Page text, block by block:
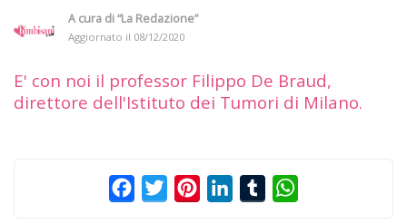
A cura di“La Redazione”
Aggiornato il 08/12/2020
E' con noi il professor Filippo De Braud,
direttore dell'Istituto dei Tumori di Milano.
FacebookTwitterPinterestLinkedInTumblr